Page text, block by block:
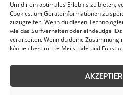
Um dir ein optimales Erlebnis zu bieten,
Cookies, um Geräteinformationen zu
zuzugreifen. Wenn du diesen
wie das Surfverhalten oder eindeutige
verarbeiten. Wenn du deine Zustimmung
können bestimmte Merkmale und
AGB
Cookie-Richtlinie
Impressum